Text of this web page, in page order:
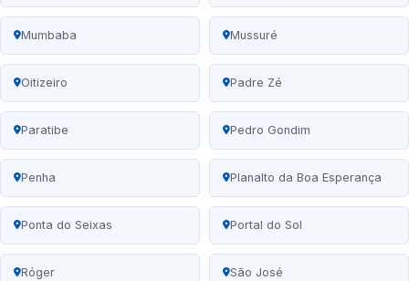
Mumbaba Mussuré
Oitizeiro Padre Zé
Paratibe Pedro Gondim
Penha Planalto da Boa Esperança
Ponta do Seixas Portal do Sol
Róger São José